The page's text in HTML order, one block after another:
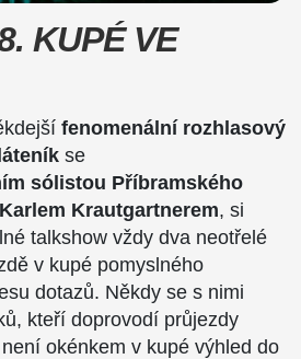
KUPÉ VE
fenomenální rozhlasový
se
sólistou Příbramského
Krautgartnerem, si
talkshow vždy dva neotřelé
v kupé pomyslného
dotazů. Někdy se s nimi
kteří doprovodí průjezdy
okénkem v kupé výhled do